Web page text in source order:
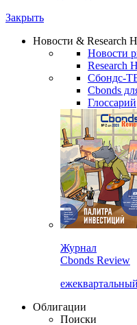
Watchlist
Сбондс Люди
Новости & Research
Новости
Research
Сбондс-
Cbonds
Глоссарий
Cbonds Review